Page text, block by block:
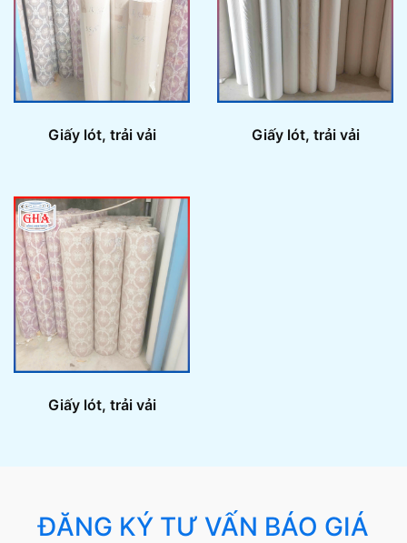
Giấy lót, trải vải Giấy lót, trải vải
Giấy lót, trải vải
ĐĂNG KÝ TƯ VẤN BÁO GIÁ